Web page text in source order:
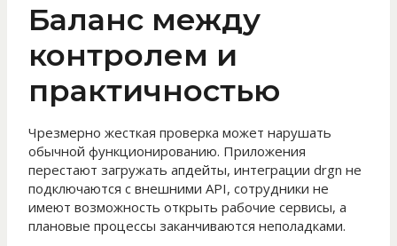
Баланс между
контролем и
практичностью
Чрезмерно жесткая проверка может нарушать
обычной функционированию. Приложения
перестают загружать апдейты, интеграции drgn не
подключаются с внешними API, сотрудники не
имеют возможность открыть рабочие сервисы, а
плановые процессы заканчиваются неполадками.